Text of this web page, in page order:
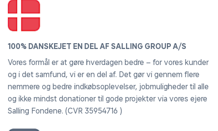
dine knapkonfigurationer i din spillerprofil, og skift
mellem dem uden at forlade spillet.
Justérbare aftrækkere, følsomhed for pind og
Konfigurér følsomhed for pinde samt døde zoner for
pinde og aftrækkere for at finjustere styringen. Du kan
også indstille intensiteten af vibration for at få en helt
unik spiloplevelse.
Skift styringsprofiler hurtigt
100% DANSKEJET EN DEL AF SALLING GROUP A/S
Vores formål er at gøre hverdagen bedre – for vores kunder
og i det samfund, vi er en del af. Det gør vi gennem flere
nemmere og bedre indkøbsoplevelser, jobmuligheder til alle
og ikke mindst donationer til gode projekter via vores ejere
Salling Fondene. (CVR 35954716 )